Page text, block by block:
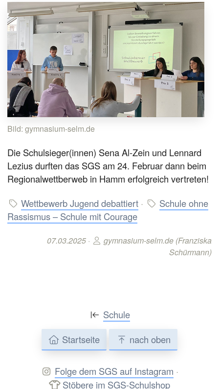
Bild: gymnasium-selm.de
Die Schulsieger(innen) Sena Al-Zein und Lennard
Lezius durften das SGS am 24. Februar dann beim
Regionalwettberweb in Hamm erfolgreich vertreten!
Wettbewerb Jugend debattiert ·
Schule ohne
Rassismus – Schule mit Courage
07.03.2025 ·
gymnasium-selm.de (Franziska
Schürmann)
Schule
Startseite
nach oben
Folge dem SGS auf Instagram ·
Stöbere im SGS-Schulshop